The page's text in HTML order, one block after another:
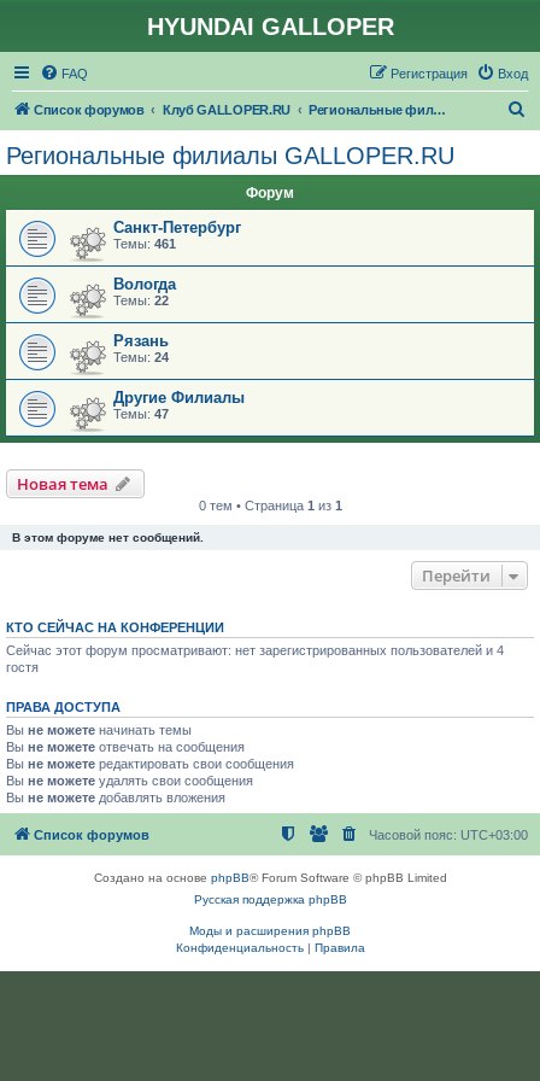
HYUNDAI GALLOPER
FAQ Вход
Регистрация
Список форумов Клуб GALLOPER.RU Региональные филиалы GALLOPER.RU
Региональные филиалы GALLOPER.RU
Форум
Санкт-Петербург
Темы: 461
Вологда
Темы: 22
Рязань
Темы: 24
Другие Филиалы
Темы: 47
Новая тема
0 тем • Страница 1 из 1
В этом форуме нет сообщений.
Перейти
КТО СЕЙЧАС НА КОНФЕРЕНЦИИ
Сейчас этот форум просматривают: нет зарегистрированных пользователей и 4
гостя
ПРАВА ДОСТУПА
Вы не можете начинать темы
Вы не можете отвечать на сообщения
Вы не можете редактировать свои сообщения
Вы не можете удалять свои сообщения
Вы не можете добавлять вложения
Список форумов Часовой пояс: UTC+03:00
Создано на основе phpBB® Forum Software © phpBB Limited
Русская поддержка phpBB
Моды и расширения phpBB
Конфиденциальность| Правила